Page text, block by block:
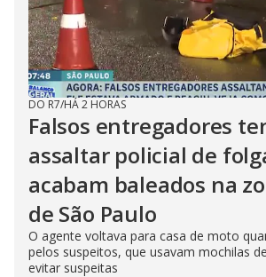
DO R7/HÁ 2 HORAS
Falsos entregadores
assaltar policial de
acabam baleados na
de São Paulo
O agente voltava para casa de moto
pelos suspeitos, que usavam mochilas
evitar suspeitas